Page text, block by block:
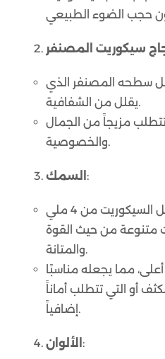
سيكوريت المصنفر
سطحه المصنفر الذي
يقلل من الشفافية.
تتطلب مزيجاً من الجمال
والخصوصية.
السمك :
يتراوح سمك زجاج الهاندريل السيكوريت من 4 ملي
متنوعة من حيث القوة
والمتانة.
أعلى، مما يجعله مناسبًا
أو التي تتطلب أماناً
إضافياً.
الألوان :